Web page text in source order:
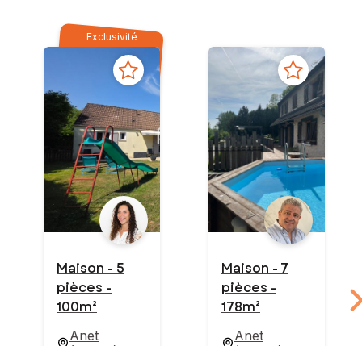
Exclusivité
Maison - 5
pièces -
100m²
Anet
Maison - 7
pièces -
178m²
Anet